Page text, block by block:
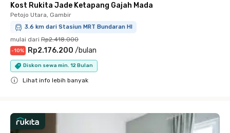
Kost Rukita Jade Ketapang Gajah Mada
Petojo Utara, Gambir
3.6 km dari Stasiun MRT Bundaran HI
mulai dari Rp2.418.000
-10% Rp2.176.200 /bulan
Diskon sewa min. 12 Bulan
Lihat info lebih banyak